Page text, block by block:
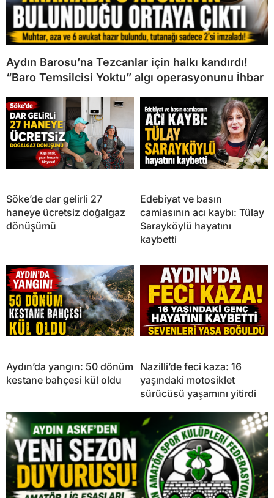
Aydın Barosu’na Tezcanlar için halkı kandırdı!
“Baro Temsilcisi Yoktu” algı operasyonunu İhbar
Söke’de dar gelirli 27
haneye ücretsiz doğalgaz
dönüşümü
Edebiyat ve basın
camiasının acı kaybı: Tülay
Sarayköylü hayatını
kaybetti
Aydın’da yangın: 50 dönüm
kestane bahçesi kül oldu
Nazilli’de feci kaza: 16
yaşındaki motosiklet
sürücüsü yaşamını yitirdi